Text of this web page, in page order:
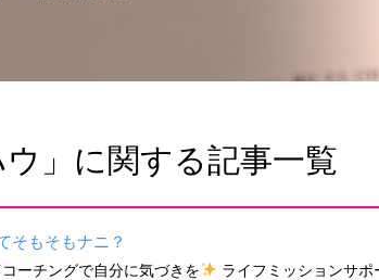
ウ」に関する記事一覧
そもそもナニ？
ーチングで自分に気づきを
ライフミッションサ